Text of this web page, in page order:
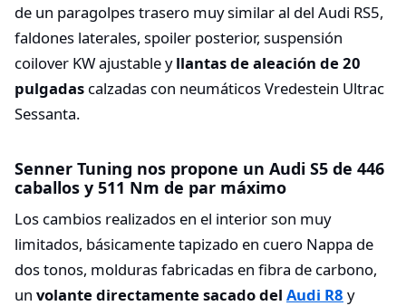
de un paragolpes trasero muy similar al del Audi RS5,
faldones laterales, spoiler posterior, suspensión
coilover KW ajustable yllantas de aleación de 20
pulgadas calzadas con neumáticos Vredestein Ultrac
Sessanta.
Senner Tuning nos propone un Audi S5 de 446
caballos y 511 Nm de par máximo
Los cambios realizados en el interior son muy
limitados, básicamente tapizado en cuero Nappa de
dos tonos, molduras fabricadas en fibra de carbono,
un volante directamente sacado del Audi R8 y